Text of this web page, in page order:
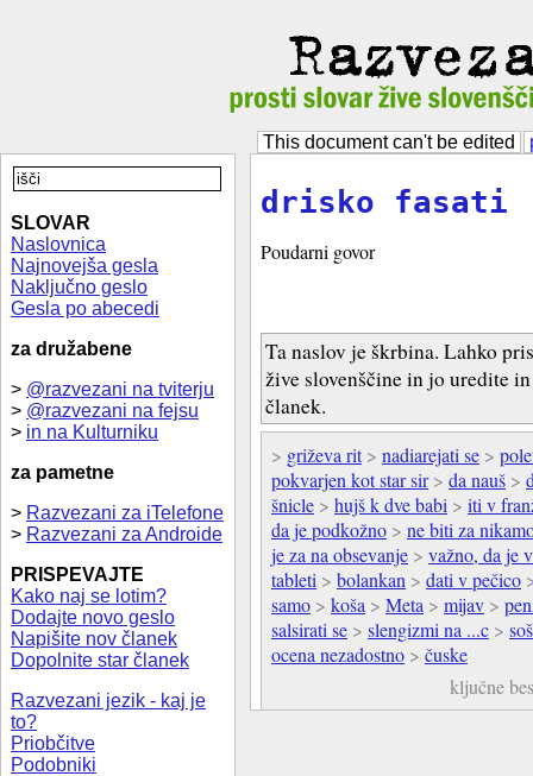
This document can't be edited
SLOVAR
Naslovnica
Najnovejša gesla
Naključno geslo
Gesla po abecedi
za družabene
> @razvezani na tviterju
> @razvezani na fejsu
> in na Kulturniku
za pametne
> Razvezani za iTelefone
> Razvezani za Androide
PRISPEVAJTE
Kako naj se lotim?
Dodajte novo geslo
Napišite nov članek
Dopolnite star članek
Razvezani jezik - kaj je
to?
Priobčitve
Podobniki
drisko fasati
Poudarni govor
Ta naslov je škrbina. Lahko
žive slovenščine in jo uredite
članek.
> griževa rit> nadiarejati se >
pokvarjen kot star sir> da nauš >
šnicle > hujš k dve babi > iti v
da je podkožno > ne biti za
je za na obsevanje > važno, da je
tableti > bolankan > dati v pečico
samo > koša > Meta > mijav >
salsirati se > slengizmi na ...c >
ocena nezadostno > čuske
ključne